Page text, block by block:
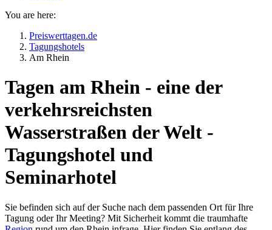
You are here:
Preiswerttagen.de
Tagungshotels
Am Rhein
Tagen am Rhein - eine der
verkehrsreichsten
Wasserstraßen der Welt -
Tagungshotel und
Seminarhotel
Sie befinden sich auf der Suche nach dem passenden Ort für Ihre
Tagung oder Ihr Meeting? Mit Sicherheit kommt die traumhafte